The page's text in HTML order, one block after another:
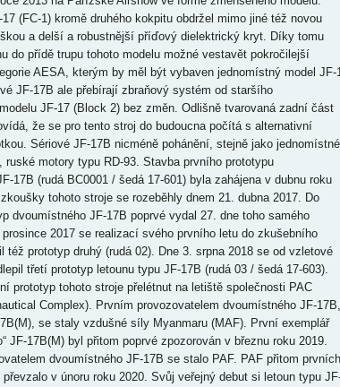
(FC-1) kromě druhého kokpitu obdržel mimo jiné též novou
a delší a robustnější příďový dielektrický kryt. Díky tomu
do přídě trupu tohoto modelu možné vestavět pokročilejší
AESA, kterým by měl být vybaven jednomístný model JF-
JF-17B ale přebírají zbraňový systém od staršího
JF-17 (Block 2) bez změn. Odlišně tvarovaná zadní část
že se pro tento stroj do budoucna počítá s alternativní
Sériové JF-17B nicméně pohánění, stejně jako jednomístné
ruské motory typu RD-93. Stavba prvního prototypu
17B (rudá BC0001 / šedá 17-601) byla zahájena v dubnu roku
tohoto stroje se rozeběhly dnem 21. dubna 2017. Do
dvoumístného JF-17B poprvé vydal 27. dne toho samého
2017 se realizací svého prvního letu do zkušebního
též prototyp druhý (rudá 02). Dne 3. srpna 2018 se od vzletové
třetí prototyp letounu typu JF-17B (rudá 03 / šedá 17-603).
prototyp tohoto stroje přelétnut na letiště společnosti PAC
Complex). Prvním provozovatelem dvoumístného JF-17B,
se staly vzdušné síly Myanmaru (MAF). První exemplář
JF-17B(M) byl přitom poprvé zpozorován v březnu roku 2019.
dvoumístného JF-17B se stalo PAF. PAF přitom prvních
v únoru roku 2020. Svůj veřejný debut si letoun typu